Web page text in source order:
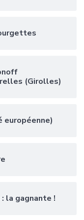
(Girolles)
européenne)
la gagnante !